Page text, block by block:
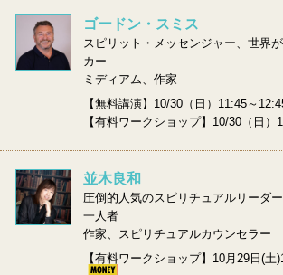
ゴードン・スミス
スピリット・メッセンジャー、世界
カー
ミディアム、作家
【無料講演】10/30（日）11:45～
【有料ワークショップ】10/30（日）
並木良和
圧倒的人気のスピリチュアルリーダ
一人者
作家、スピリチュアルカウンセラー
【有料ワークショップ】10月29日(